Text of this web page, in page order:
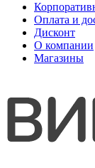
Оплата и
Дисконт
О компании
Магазины